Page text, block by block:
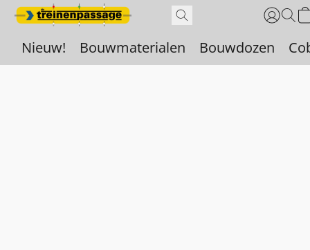
Nieuw! Bouwmaterialen Bouwdozen